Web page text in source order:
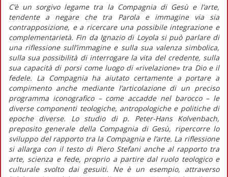
C’è un sorgivo legame tra la Compagnia di Gesù e l’arte,
tendente a negare che tra Parola e immagine via sia
contrapposizione, e a ricercare una possibile integrazione e
complementarietà. Fin da Ignazio di Loyola si può parlare di
una riflessione sull’immagine e sulla sua valenza simbolica,
sulla sua possibilità di interrogare la vita del credente, sulla
sua capacità di porsi come luogo di «rivelazione» tra Dio e il
fedele. La Compagnia ha aiutato certamente a portare a
compimento anche mediante l’articolazione di un preciso
programma iconografico – come accadde nel barocco – le
diverse componenti teologiche, antropologiche e politiche di
epoche diverse. Lo studio di p. Peter-Hans Kolvenbach,
preposito generale della Compagnia di Gesù, ripercorre lo
sviluppo del rapporto tra la Compagnia e l’arte. La riflessione
si allarga con il testo di Piero Stefani anche al rapporto tra
arte, scienza e fede, proprio a partire dal ruolo teologico e
culturale svolto dai gesuiti. Ne è un esempio, attraverso